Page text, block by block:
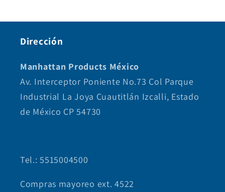
Dirección
Manhattan Products México
Av. Interceptor Poniente No.73 Col Parque
Industrial La Joya Cuautitlán Izcalli, Estado
de México CP 54730
Tel.: 5515004500
Compras mayoreo ext. 4522